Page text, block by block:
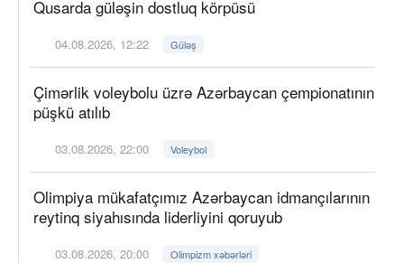
Qusarda güləşin dostluq körpüsü
04.08.2026, 12:22 Güləş
Çimərlik voleybolu üzrə Azərbaycan çempionatının
püşkü atılıb
03.08.2026, 22:00 Voleybol
Olimpiya mükafatçımız Azərbaycan idmançılarının
reytinq siyahısında liderliyini qoruyub
03.08.2026, 20:00 Olimpizm xəbərləri